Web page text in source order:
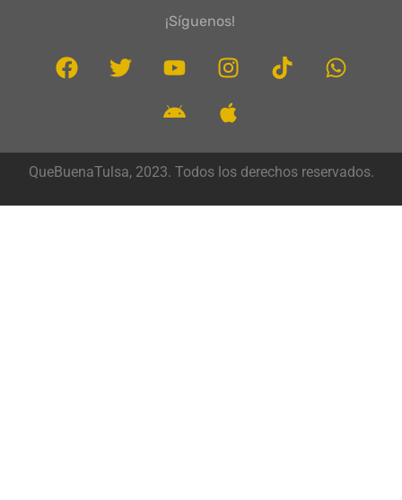
¡Síguenos!
QueBuenaTulsa, 2023. Todos los derechos reservados.